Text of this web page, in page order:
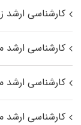
کارشناسی ارشد
کارشناسی ارشد
کارشناسی
کارشناسی ارشد